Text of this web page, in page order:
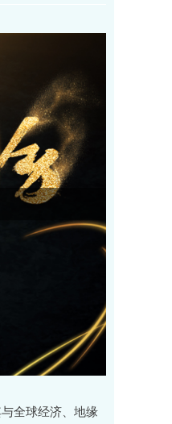
全球经济、地缘